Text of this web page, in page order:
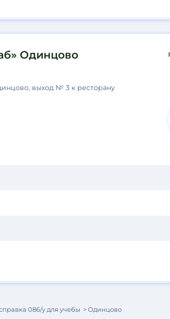
Одинцово
выход № 3 к ресторану
086/у для учебы Одинцово